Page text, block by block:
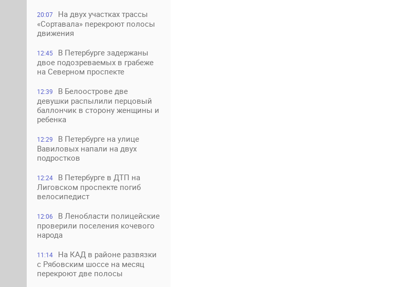
20:07
На двух участках трассы
«Сортавала» перекроют полосы
движения
12:45
В Петербурге задержаны
двое подозреваемых в грабеже
на Северном проспекте
12:39
В Белоострове две
девушки распылили перцовый
баллончик в сторону женщины и
ребенка
12:29
В Петербурге на улице
Вавиловых напали на двух
подростков
12:24
В Петербурге в ДТП на
Лиговском проспекте погиб
велосипедист
12:06
В Ленобласти полицейские
проверили поселения кочевого
народа
11:14
На КАД в районе развязки
с Рябовским шоссе на месяц
перекроют две полосы